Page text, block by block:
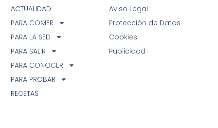
Aviso Legal
Protección de Datos
Cookies
Publicidad
ACTUALIDAD
PARA COMER
PARA LA SED
PARA SALIR
PARA CONOCER
PARA PROBAR
RECETAS